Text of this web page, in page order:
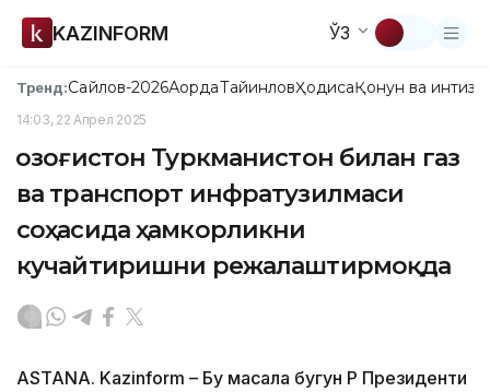
KAZINFORM ЎЗ
Тренд:Сайлов-2026АқордаТайинловҲодисаҚонун ва
14:03, 22 Апрел 2025
Қозоғистон Туркманистон билан газ
ва транспорт инфратузилмаси
соҳасида ҳамкорликни
кучайтиришни режалаштирмоқда
ASTANA. Kazinform – Бу масала бугун ҚР Президенти